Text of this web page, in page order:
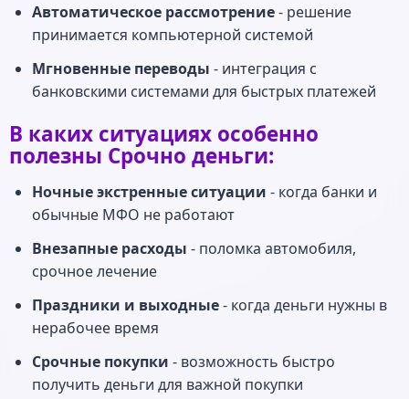
Автоматическое рассмотрение- решение
принимается компьютерной системой
Мгновенные переводы - интеграция с
банковскими системами для быстрых платежей
В каких ситуациях особенно
полезны Срочно деньги:
Ночные экстренные ситуации - когда банки и
обычные МФО не работают
Внезапные расходы - поломка автомобиля,
срочное лечение
Праздники и выходные- когда деньги нужны в
нерабочее время
Срочные покупки - возможность быстро
получить деньги для важной покупки